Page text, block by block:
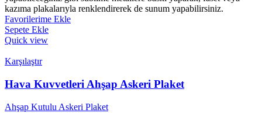
kazıma plakalarıyla renklendirerek de sunum yapabilirsiniz.
Favorilerime Ekle
Sepete Ekle
Quick view
Karşılaştır
Hava Kuvvetleri Ahşap Askeri Plaket
Ahşap Kutulu Askeri Plaket